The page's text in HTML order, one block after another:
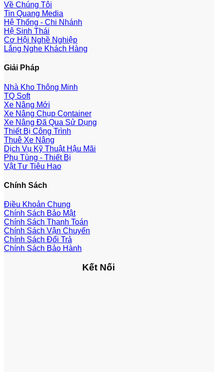
Về Chúng Tôi
Tin Quang Media
Hệ Thống - Chi Nhánh
Hệ Sinh Thái
Cơ Hội Nghề Nghiệp
Lắng Nghe Khách Hàng
Giải Pháp
Nhà Kho Thông Minh
TQ Soft
Xe Nâng Mới
Xe Nâng Chụp Container
Xe Nâng Đã Qua Sử Dụng
Thiết Bị Công Trình
Thuê Xe Nâng
Dịch Vụ Kỹ Thuật Hậu Mãi
Phụ Tùng - Thiết Bị
Vật Tư Tiêu Hao
Chính Sách
Điều Khoản Chung
Chính Sách Bảo Mật
Chính Sách Thanh Toán
Chính Sách Vận Chuyển
Chính Sách Đổi Trả
Chính Sách Bảo Hành
Kết Nối